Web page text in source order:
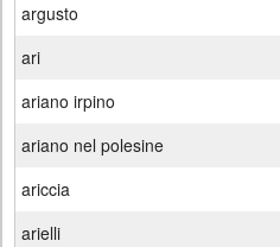
argusto
ari
ariano irpino
ariano nel polesine
ariccia
arielli